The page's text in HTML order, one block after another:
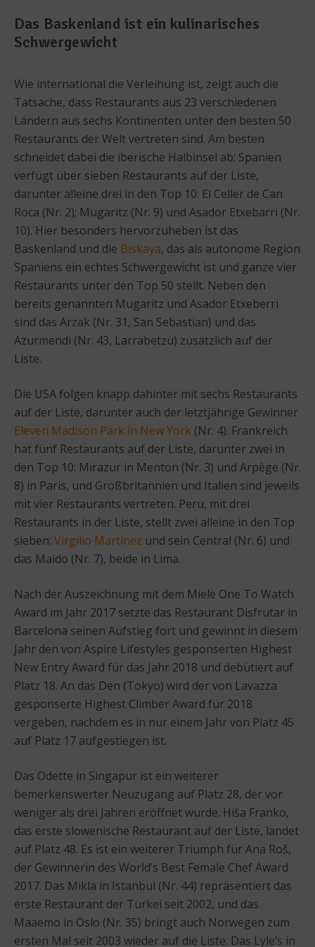
Das Baskenland ist ein kulinarisches
Schwergewicht
Wie international die Verleihung ist, zeigt auch die
Tatsache, dass Restaurants aus 23 verschiedenen
Ländern aus sechs Kontinenten unter den besten 50
Restaurants der Welt vertreten sind. Am besten
schneidet dabei die iberische Halbinsel ab: Spanien
verfügt über sieben Restaurants auf der Liste,
darunter alleine drei in den Top 10: El Celler de Can
Roca (Nr. 2); Mugaritz (Nr. 9) und Asador Etxebarri (Nr.
10). Hier besonders hervorzuheben ist das
Baskenland und die Biskaya, das als autonome Region
Spaniens ein echtes Schwergewicht ist und ganze vier
Restaurants unter den Top 50 stellt. Neben den
bereits genannten Mugaritz und Asador Etxeberri
sind das Arzak (Nr. 31, San Sebastian) und das
Azurmendi (Nr. 43, Larrabetzu) zusätzlich auf der
Liste.
Die USA folgen knapp dahinter mit sechs Restaurants
auf der Liste, darunter auch der letztjährige Gewinner
Eleven Madison Park in New York (Nr. 4). Frankreich
hat fünf Restaurants auf der Liste, darunter zwei in
den Top 10: Mirazur in Menton (Nr. 3) und Arpège (Nr.
8) in Paris, und Großbritannien und Italien sind jeweils
mit vier Restaurants vertreten. Peru, mit drei
Restaurants in der Liste, stellt zwei alleine in den Top
sieben: Virgilio Martínez und sein Central (Nr. 6) und
das Maido (Nr. 7), beide in Lima.
Nach der Auszeichnung mit dem Miele One To Watch
Award im Jahr 2017 setzte das Restaurant Disfrutar in
Barcelona seinen Aufstieg fort und gewinnt in diesem
Jahr den von Aspire Lifestyles gesponserten Highest
New Entry Award für das Jahr 2018 und debütiert auf
Platz 18. An das Den (Tokyo) wird der von Lavazza
gesponserte Highest Climber Award für 2018
vergeben, nachdem es in nur einem Jahr von Platz 45
auf Platz 17 aufgestiegen ist.
Das Odette in Singapur ist ein weiterer
bemerkenswerter Neuzugang auf Platz 28, der vor
weniger als drei Jahren eröffnet wurde. Hiša Franko,
das erste slowenische Restaurant auf der Liste, landet
auf Platz 48. Es ist ein weiterer Triumph für Ana Roš,
der Gewinnerin des World’s Best Female Chef Award
2017. Das Mikla in Istanbul (Nr. 44) repräsentiert das
erste Restaurant der Türkei seit 2002, und das
Maaemo in Oslo (Nr. 35) bringt auch Norwegen zum
ersten Mal seit 2003 wieder auf die Liste. Das Lyle’s in